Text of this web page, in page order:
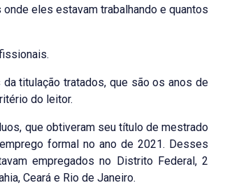
eles estavam trabalhando e quantos
titulação tratados, que são os anos de
do leitor.
que obtiveram seu título de mestrado
formal no ano de 2021. Desses
empregados no Distrito Federal, 2
Ceará e Rio de Janeiro.